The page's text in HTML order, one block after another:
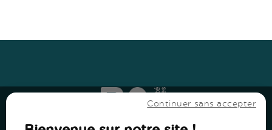
Continuer sans accepter